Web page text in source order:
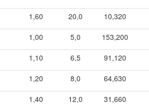
1,60 20,0 10,320
1,00 5,0 153,200
1,10 6,5 91,120
1,20 8,0 64,630
1,40 12,0 31,660